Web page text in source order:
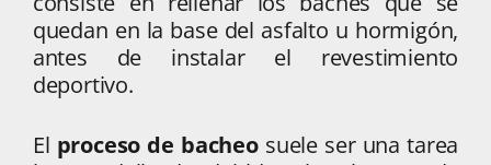
quedan en la base del asfalto u hormigón,
antes de instalar el revestimiento
deportivo.
El proceso de bacheosuele ser una tarea